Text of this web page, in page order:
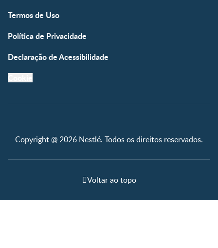
Termos de Uso
Política de Privacidade
Declaração de Acessibilidade
Copyright @ 2026 Nestlé. Todos os direitos reservados.
Voltar ao topo